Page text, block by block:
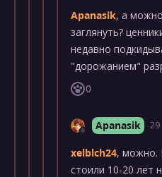
Apanasik, а
заглянуть?
недавно
"дорожанием"
0
Apanasik
xelblch24, можно.
стоили 10-20 лет